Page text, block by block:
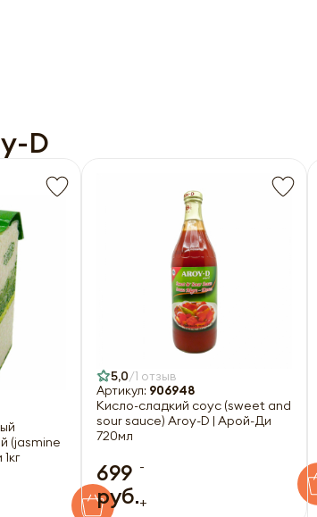
D
(jasmine
5,0 1 отзыв
Артикул: 906948
Кисло-сладкий соус (sweet and
sour sauce) Aroy-D | Арой-Ди
720мл
699
руб.
-
+